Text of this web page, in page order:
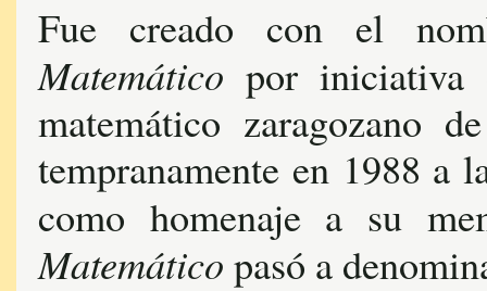
Fue creado con el
Matemático por iniciativa
matemático zaragozano
tempranamente en 1988 a
como homenaje a su
Matemático pasó a